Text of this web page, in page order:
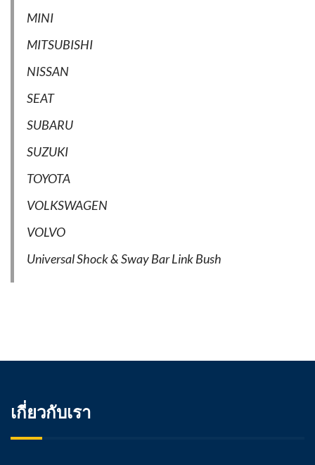
MINI
MITSUBISHI
NISSAN
SEAT
SUBARU
SUZUKI
TOYOTA
VOLKSWAGEN
VOLVO
Universal Shock & Sway Bar Link Bush
เกี่ยวกับเรา